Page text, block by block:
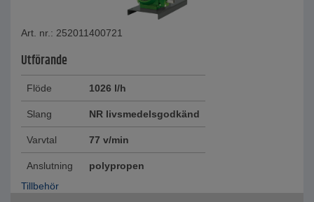
Art. nr.: 252011400721
Utförande
Flöde 1026 l/h
Slang NR livsmedelsgodkänd
Varvtal 77 v/min
Anslutning
polypropen
Tillbehör